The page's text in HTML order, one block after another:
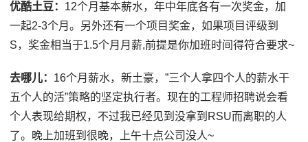
优酷土豆： 12个月基本薪水，年中年底各有一次奖金，加
一起2-3个月。另外还有一个项目奖金，如果项目评级到
S，奖金相当于1.5个月月薪,前提是你加班时间得符合要求~
去哪儿： 16个月薪水，新土豪，”三个人拿四个人的薪水干
五个人的活”策略的坚定执行者。现在的工程师招聘说会看
个人表现给期权，不过我已经见到没拿到RSU而离职的人
了。晚上加班到很晚，上午十点公司没人~